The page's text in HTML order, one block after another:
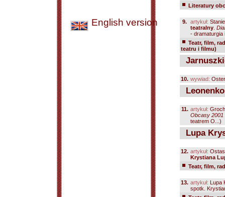
English version
Literatury
9. artykuł:
teatralny
- dramaturgia
Teatr, film,
teatru i filmu)
10. wywiad:
11. artykuł:
Obcasy 2001
teatrem O...)
Lupa
12. artykuł:
Krystiana
Teatr, film,
13. artykuł: Lupa
spotk.